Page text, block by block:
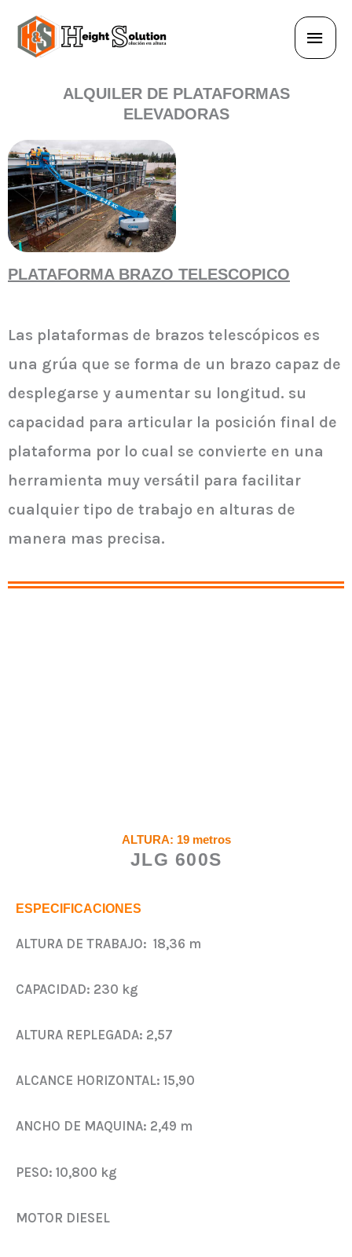
contenido
ALQUILER DE PLATAFORMAS
ELEVADORAS
PLATAFORMA BRAZO TELESCOPICO
Las plataformas de brazos telescópicos es
una grúa que se forma de un brazo capaz de
desplegarse y aumentar su longitud. su
capacidad para articular la posición final de
plataforma por lo cual se convierte en una
herramienta muy versátil para facilitar
cualquier tipo de trabajo en alturas de
manera mas precisa.
ALTURA: 19 metros
JLG 600S
ESPECIFICACIONES
ALTURA DE TRABAJO: 18,36 m
CAPACIDAD: 230 kg
ALTURA REPLEGADA: 2,57
ALCANCE HORIZONTAL: 15,90
ANCHO DE MAQUINA: 2,49 m
PESO: 10,800 kg
MOTOR DIESEL